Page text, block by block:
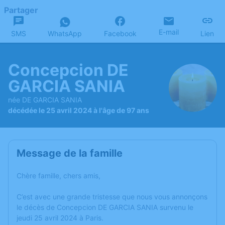
Partager
SMS WhatsApp Facebook E-mail Lien
Concepcion DE
GARCIA SANIA
née DE GARCIA SANIA
décédée le 25 avril 2024 à l'âge de 97 ans
Message de la famille
Chère famille, chers amis,
C’est avec une grande tristesse que nous vous annonçons
le décès de Concepcion DE GARCIA SANIA survenu le
jeudi 25 avril 2024 à Paris.